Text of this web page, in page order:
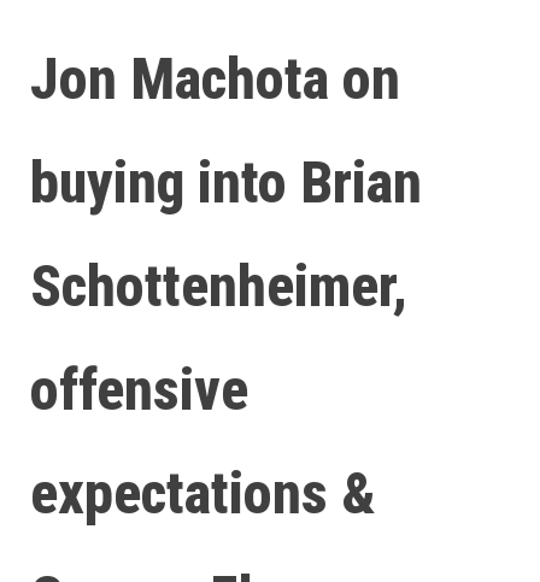
Jon Machota on
buying into Brian
Schottenheimer,
offensive
expectations &